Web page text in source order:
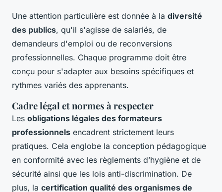
Une attention particulière est donnée à la diversité
des publics, qu'il s'agisse de salariés, de
demandeurs d'emploi ou de reconversions
professionnelles. Chaque programme doit être
conçu pour s'adapter aux besoins spécifiques et
rythmes variés des apprenants.
Cadre légal et normes à respecter
Les obligations légales des formateurs
professionnels encadrent strictement leurs
pratiques. Cela englobe la conception pédagogique
en conformité avec les règlements d’hygiène et de
sécurité ainsi que les lois anti-discrimination. De
plus, la certification qualité des organismes de